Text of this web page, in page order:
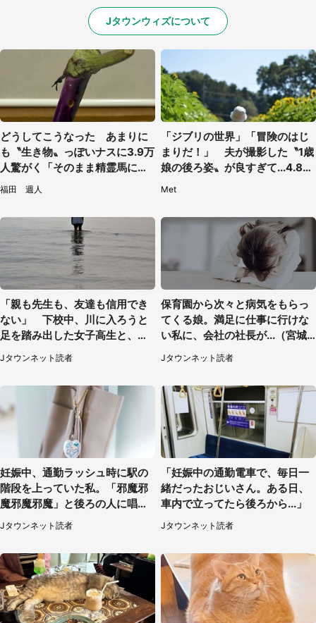
Jタウンウィズについて
どうしてこうなった あまりに
も〝生き物〟っぽいナスに3.9万
人驚がく「そのまま精霊馬に使
えそう」
福田 週人
「ジブリの世界」「冒険のはじ
まりだ！」 夫が撮影した〝1歳
娘の後ろ姿〟が良すぎて...4.8万
人感激
Met
「親も先生も、友達も信用でき
ない」 下校中、川に入ろうと
足を踏み出した女子高生と、彼
女を止めた予想外の存在
Jタウンネット読者
保育園から次々と病気をもらっ
てくる娘。満足に仕事に行けな
い私に、会社の社長が...（宮城
県・30代女性）
Jタウンネット読者
妊娠中、通勤ラッシュ時に駅の
階段を上っていた私。「邪魔邪
魔邪魔邪魔」と後ろの人に唱え
られて（神奈川県・30代女性）
Jタウンネット読者
「妊娠中の通勤電車で、毎日一
緒だったおじいさん。ある日、
車内で立ってたら後ろから...」
Jタウンネット読者